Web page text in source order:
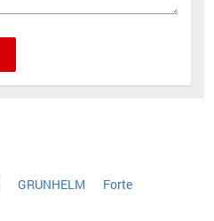
GRUNHELM
Forte